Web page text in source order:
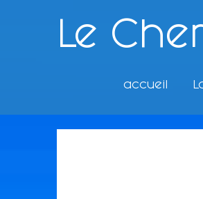
Le
accueil